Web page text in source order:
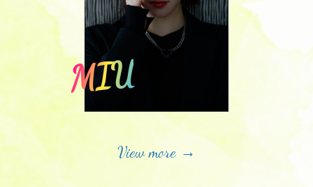
MIU
View more →